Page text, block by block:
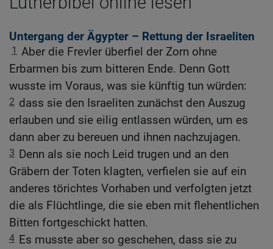
Untergang der Ägypter – Rettung der Israeliten
1 Aber die Frevler überfiel der Zorn ohne
Erbarmen bis zum bitteren Ende. Denn Gott
wusste im Voraus, was sie künftig tun würden:
2 dass sie den Israeliten zunächst den Auszug
erlauben und sie eilig entlassen würden, um es
dann aber zu bereuen und ihnen nachzujagen.
3 Denn als sie noch Leid trugen und an den
Gräbern der Toten klagten, verfielen sie auf ein
anderes törichtes Vorhaben und verfolgten jetzt
die als Flüchtlinge, die sie eben mit flehentlichen
Bitten fortgeschickt hatten.
4 Es musste aber so geschehen, dass sie zu